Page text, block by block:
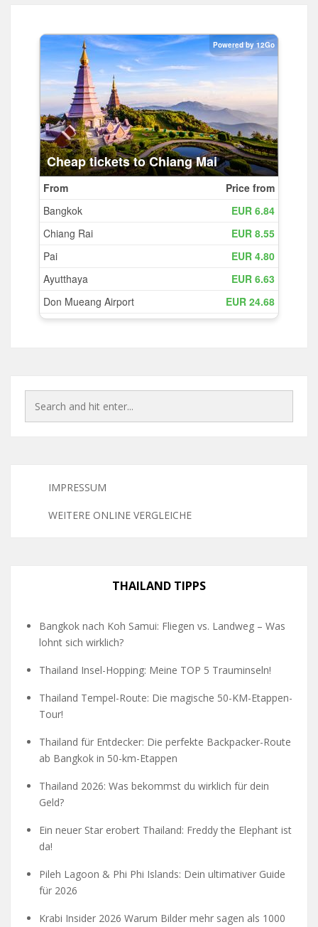
IMPRESSUM
WEITERE ONLINE VERGLEICHE
THAILAND TIPPS
Bangkok nach Koh Samui: Fliegen vs. Landweg – Was
lohnt sich wirklich?
Thailand Insel-Hopping: Meine TOP 5 Trauminseln!
Thailand Tempel-Route: Die magische 50-KM-Etappen-
Tour!
Thailand für Entdecker: Die perfekte Backpacker-Route
ab Bangkok in 50-km-Etappen
Thailand 2026: Was bekommst du wirklich für dein
Geld?
Ein neuer Star erobert Thailand: Freddy the Elephant ist
da!
Pileh Lagoon & Phi Phi Islands: Dein ultimativer Guide
für 2026
Krabi Insider 2026 Warum Bilder mehr sagen als 1000